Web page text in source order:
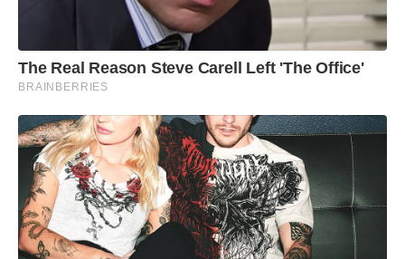
The Real Reason Steve Carell Left 'The Office'
BRAINBERRIES